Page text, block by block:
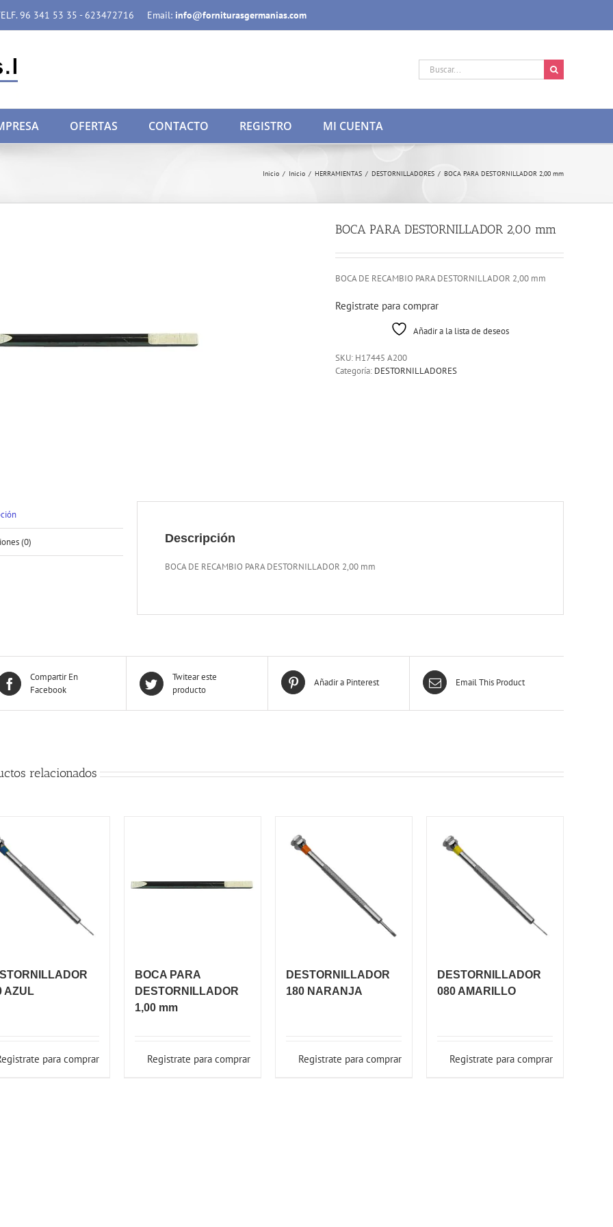
96 341 53 35 - 623472716 Email: info@forniturasgermanias.com
Buscar:
OFERTAS CONTACTO REGISTRO MI CUENTA
Inicio / Inicio / HERRAMIENTAS / DESTORNILLADORES / BOCA PARA DESTORNILLADOR 2,00 mm
BOCA PARA DESTORNILLADOR 2,00 mm
BOCA DE RECAMBIO PARA DESTORNILLADOR 2,00 mm
Registrate para comprar
Añadir a la lista de deseos
SKU: H17445 A200
Categoría: DESTORNILLADORES
(0) Descripción
BOCA DE RECAMBIO PARA DESTORNILLADOR 2,00 mm
Compartir En
Facebook
Twitear este
producto
Añadir a Pinterest Email This Product
relacionados
AZUL
para comprar
BOCA PARA
DESTORNILLADOR
1,00 mm
Registrate para comprar
DESTORNILLADOR
180 NARANJA
Registrate para comprar
DESTORNILLADOR
080 AMARILLO
Registrate para comprar